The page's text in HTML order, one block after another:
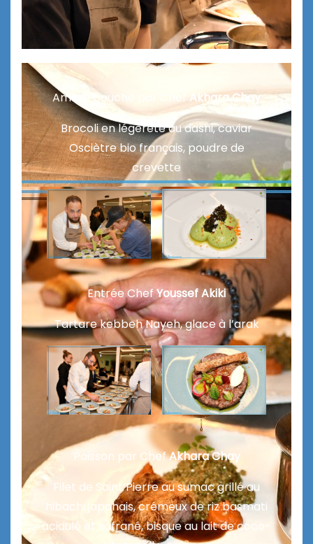
Amuse bouche par ChefAkhara Chay
Brocoli en légèreté au dashi, caviar
Osciètre bio français, poudre de
crevette
EntréeChefYoussef Akiki
Tartare kebbeh Nayeh, glace à l’arak
Poisson par ChefAkhara Chay
Filet de Saint Pierre au sumac grillé au
hibachi japonais, crémeux de riz basmati
acidulé et safrané, bisque au lait de coco-